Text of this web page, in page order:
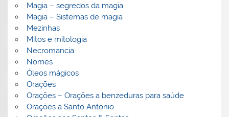
Magia – segredos da magia
Magia – Sistemas de magia
Mezinhas
Mitos e mitologia
Necromancia
Nomes
Óleos mágicos
Orações
Orações – Orações a benzeduras para saúde
Orações a Santo Antonio